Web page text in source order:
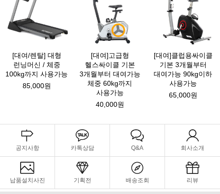
[대여/렌탈] 대형
런닝머신 / 체중
100kg까지 사용가능
85,000원
[대여]고급형
헬스싸이클 기본
3개월부터 대여가능
체중 60kg까지
사용가능
40,000원
[대여]클럽용싸이클
기본 3개월부터
대여가능 90kg이하
사용가능
65,000원
공지사항 카톡상담 Q&A 회사소개
납품설치사진 기획전 배송조회 리뷰